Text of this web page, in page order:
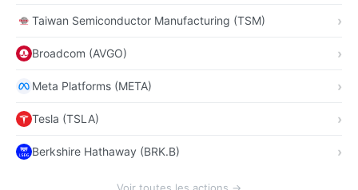
Taiwan Semiconductor Manufacturing (TSM)
Broadcom (AVGO)
Meta Platforms (META)
Tesla (TSLA)
Berkshire Hathaway (BRK.B)
Voir toutes les actions →